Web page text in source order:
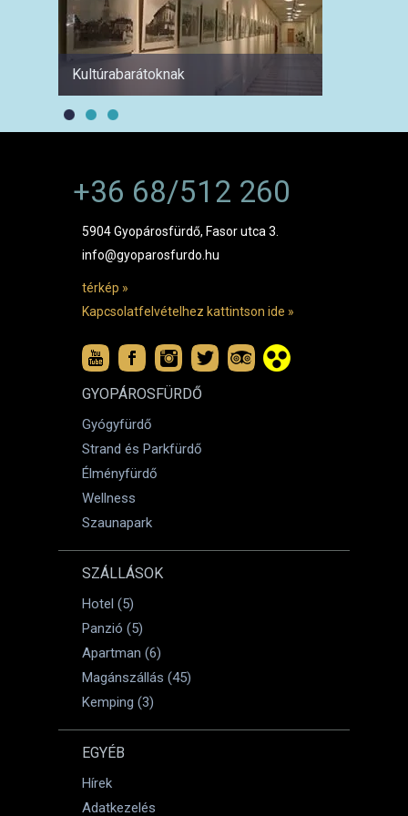
Kultúrabarátoknak
+36 68/512 260
5904 Gyopárosfürdő, Fasor utca 3.
info@gyoparosfurdo.hu
térkép »
Kapcsolatfelvételhez kattintson ide »
GYOPÁROSFÜRDŐ
Gyógyfürdő
Strand és Parkfürdő
Élményfürdő
Wellness
Szaunapark
SZÁLLÁSOK
Hotel (5)
Panzió (5)
Apartman (6)
Magánszállás (45)
Kemping (3)
EGYÉB
Hírek
Adatkezelés